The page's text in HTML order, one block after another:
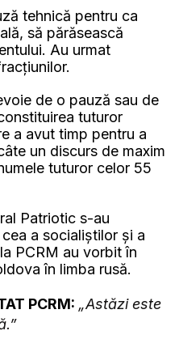
tehnică pentru ca
să părăsească
Au urmat
de o pauză sau de
tuturor
a avut timp pentru a
un discurs de maxim
tuturor celor 55
Patriotic s-au
a socialiștilor și a
PCRM au vorbit în
în limba rusă.
PCRM: „Astăzi este